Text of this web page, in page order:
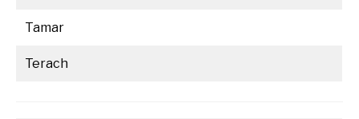
Tamar
Terach